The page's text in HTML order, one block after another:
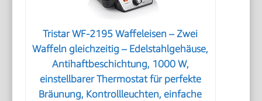
Tristar WF-2195 Waffeleisen – Zwei
Waffeln gleichzeitig – Edelstahlgehäuse,
Antihaftbeschichtung, 1000 W,
einstellbarer Thermostat für perfekte
Bräunung, Kontrollleuchten, einfache